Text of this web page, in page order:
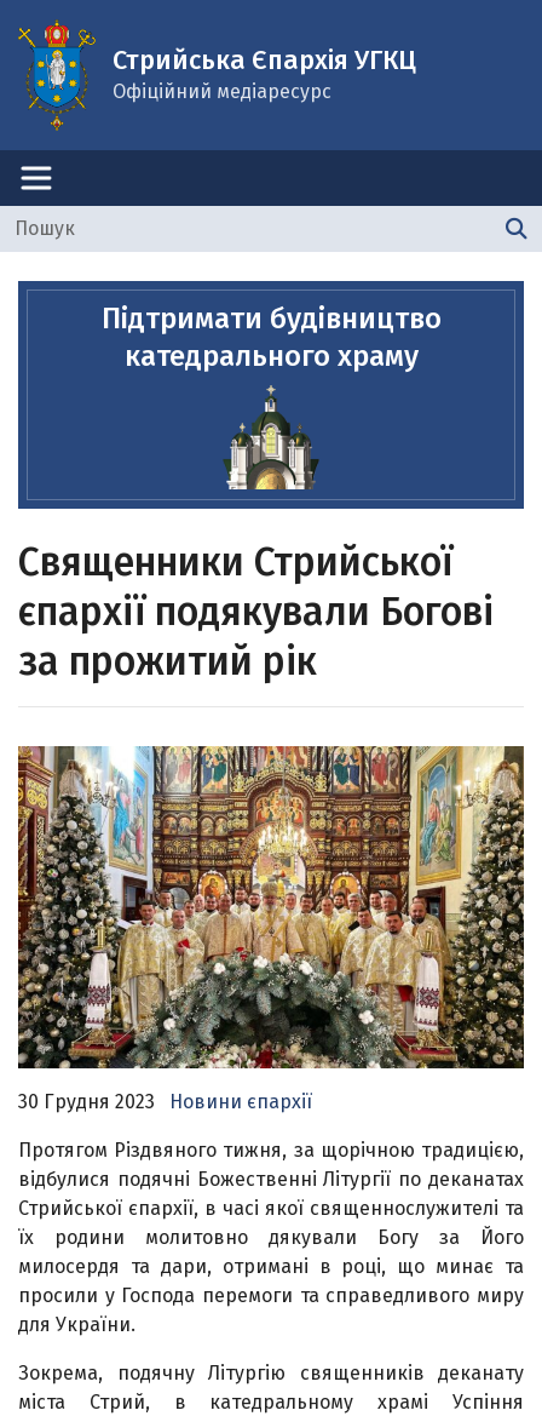
Стрийська Єпархія УГКЦ
Офіційний медіаресурс
Підтримати будівництво
катедрального храму
Священники Стрийської
єпархії подякували Богові
за прожитий рік
30 Грудня 2023 Новини єпархії
Протягом Різдвяного тижня, за щорічною традицією,
відбулися подячні Божественні Літургії по деканатах
Стрийської єпархії, в часі якої священнослужителі та
їх родини молитовно дякували Богу за Його
милосердя та дари, отримані в році, що минає та
просили у Господа перемоги та справедливого миру
для України.
Зокрема, подячну Літургію священників деканату
міста Стрий, в катедральному храмі Успіння